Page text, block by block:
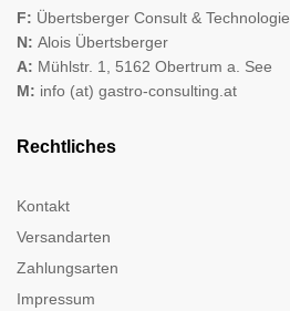
F: Übertsberger Consult & Technologie
N: Alois Übertsberger
A: Mühlstr. 1, 5162 Obertrum a. See
M: info (at) gastro-consulting.at
Rechtliches
Kontakt
Versandarten
Zahlungsarten
Impressum